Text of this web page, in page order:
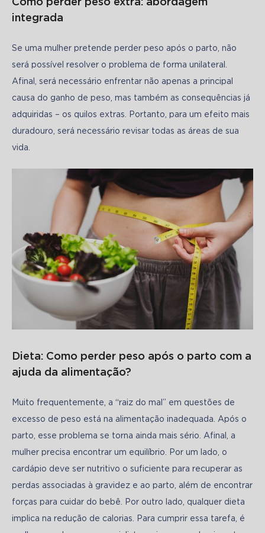
Como perder peso extra: abordagem
integrada
Se uma mulher pretende perder peso após o parto, não
será possível resolver o problema de forma unilateral.
Afinal, será necessário enfrentar não apenas a principal
causa do ganho de peso, mas também as consequências já
adquiridas – os quilos extras. Portanto, para um efeito mais
duradouro, será necessário revisar todas as áreas de sua
vida.
Dieta: Como perder peso após o parto com a
ajuda da alimentação?
Muito frequentemente, a “raiz do mal” em questões de
excesso de peso está na alimentação inadequada. Após o
parto, esse problema se torna ainda mais sério. Afinal, a
mulher precisa encontrar um equilíbrio. Por um lado, o
cardápio deve ser nutritivo o suficiente para recuperar as
perdas associadas à gravidez e ao parto, além de encontrar
forças para cuidar do bebê. Por outro lado, qualquer dieta
implica na redução de calorias. Para cumprir essa tarefa, é